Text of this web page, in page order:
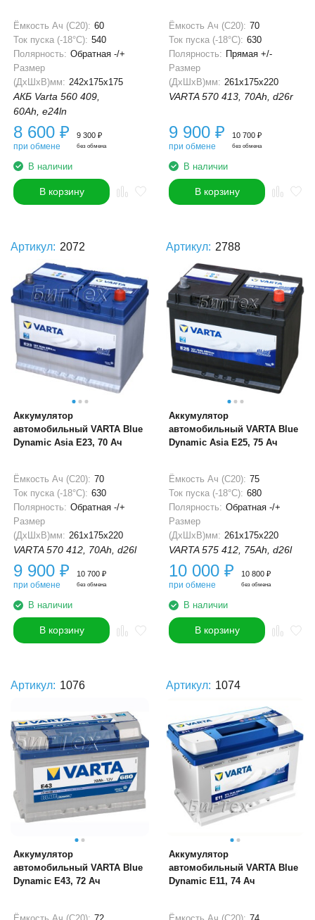
Ёмкость Ач (С20): 60
Ток пуска (-18°С): 540
Полярность: Обратная -/+
Размер
(ДхШхВ)мм: 242x175x175
АКБ Varta 560 409,
60Ah, e24ln
8 600 ₽
при обмене
9 300 ₽
без обмена
В наличии
В корзину
Ёмкость Ач (С20): 70
Ток пуска (-18°С): 630
Полярность: Прямая +/-
Размер
(ДхШхВ)мм: 261x175x220
VARTA 570 413, 70Ah, d26r
9 900 ₽
при обмене
10 700 ₽
без обмена
В наличии
В корзину
Артикул: 2072
Аккумулятор
автомобильный VARTA Blue
Dynamic Asia E23, 70 Ач
Ёмкость Ач (С20): 70
Ток пуска (-18°С): 630
Полярность: Обратная -/+
Размер
(ДхШхВ)мм: 261x175x220
VARTA 570 412, 70Ah, d26l
9 900 ₽
при обмене
10 700 ₽
без обмена
В наличии
В корзину
Артикул: 2788
Аккумулятор
автомобильный VARTA Blue
Dynamic Asia E25, 75 Ач
Ёмкость Ач (С20): 75
Ток пуска (-18°С): 680
Полярность: Обратная -/+
Размер
(ДхШхВ)мм: 261x175x220
VARTA 575 412, 75Ah, d26l
10 000 ₽
при обмене
10 800 ₽
без обмена
В наличии
В корзину
Артикул: 1076
Аккумулятор
автомобильный VARTA Blue
Dynamic E43, 72 Ач
Ёмкость Ач (С20): 72
Артикул: 1074
Аккумулятор
автомобильный VARTA Blue
Dynamic E11, 74 Ач
Ёмкость Ач (С20): 74